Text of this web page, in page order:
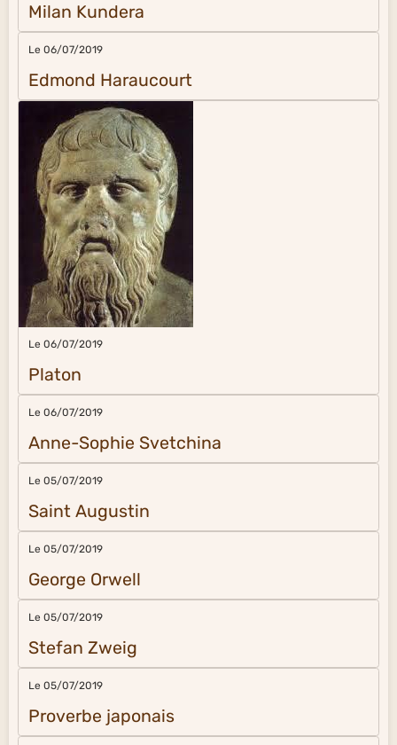
Milan Kundera
Le 06/07/2019
Edmond Haraucourt
Le 06/07/2019
Platon
Le 06/07/2019
Anne-Sophie Svetchina
Le 05/07/2019
Saint Augustin
Le 05/07/2019
George Orwell
Le 05/07/2019
Stefan Zweig
Le 05/07/2019
Proverbe japonais